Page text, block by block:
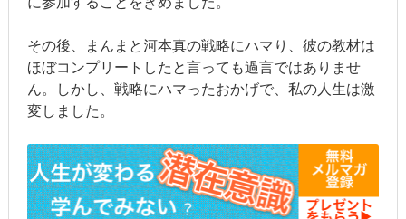
その後、まんまと河本真の戦略にハマり、彼の教材は
ほぼコンプリートしたと言っても過言ではありませ
ん。しかし、戦略にハマったおかげで、私の人生は激
変しました。